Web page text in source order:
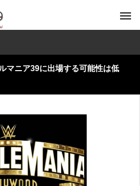
マニア39に出場する可能性は低